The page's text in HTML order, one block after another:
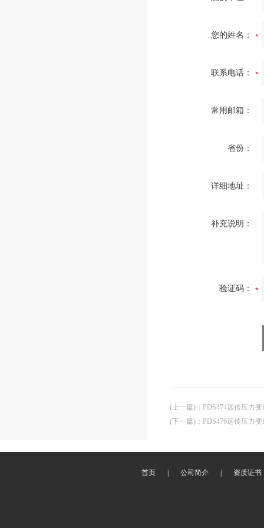
您的姓名：
联系电话：
常用邮箱：
省份：
详细地址：
补充说明：
验证码：
(上一篇) ： PDS474远传压力
(下一篇) ： PDS476远传压力
首页 公司简介 资质证书